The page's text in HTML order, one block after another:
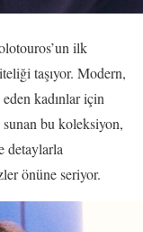
ilk
taşıyor. Modern,
kadınlar için
sunan bu koleksiyon,
detaylarla
önüne seriyor.